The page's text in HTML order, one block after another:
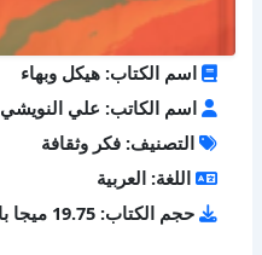
اسم الكتاب: هيكل وبهاء
اسم الكاتب: علي النويشي
التصنيف: فكر وثقافة
اللغة: العربية
حجم الكتاب: 19.75 ميجا بايت